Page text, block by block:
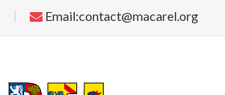
Email:contact@macarel.org